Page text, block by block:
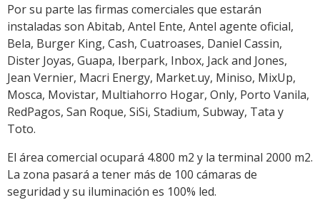
Por su parte las firmas comerciales que estarán
instaladas son Abitab, Antel Ente, Antel agente oficial,
Bela, Burger King, Cash, Cuatroases, Daniel Cassin,
Dister Joyas, Guapa, Iberpark, Inbox, Jack and Jones,
Jean Vernier, Macri Energy, Market.uy, Miniso, MixUp,
Mosca, Movistar, Multiahorro Hogar, Only, Porto Vanila,
RedPagos, San Roque, SiSi, Stadium, Subway, Tata y
Toto.
El área comercial ocupará 4.800 m2 y la terminal 2000 m2.
La zona pasará a tener más de 100 cámaras de
seguridad y su iluminación es 100% led.